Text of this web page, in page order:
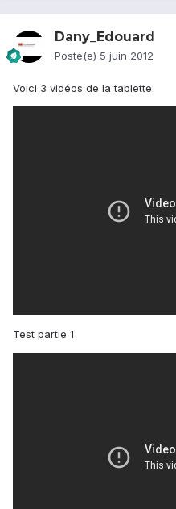
Dany_Edouard
Posté(e) 5 juin 2012
Voici 3 vidéos de la tablette:
Test partie 1